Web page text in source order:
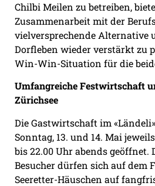
Chilbi Meilen zu betreiben,
Zusammenarbeit mit der
vielversprechende Alternative
Dorfleben wieder verstärkt zu
Win-Win-Situation für die
Umfangreiche Festwirtschaft
Zürichsee
Die Gastwirtschaft im
Sonntag, 13. und 14. Mai
bis 22.00 Uhr abends geöffnet.
Besucher dürfen sich auf dem
Seeretter-Häuschen auf